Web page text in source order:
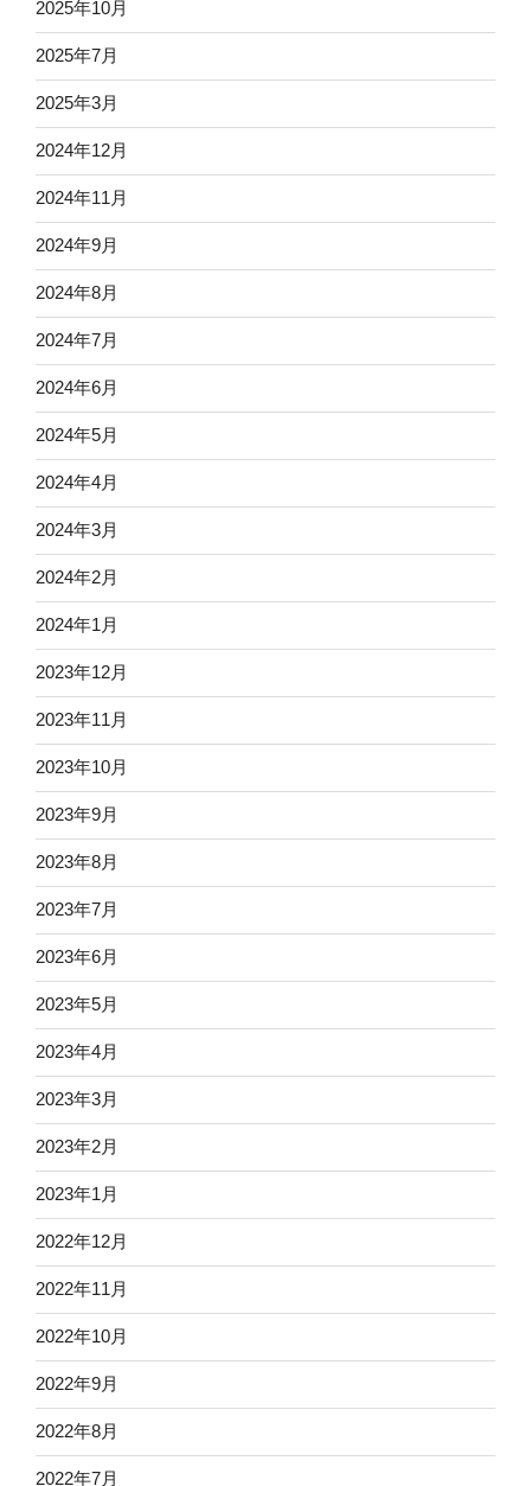
2025年10月
2025年7月
2025年3月
2024年12月
2024年11月
2024年9月
2024年8月
2024年7月
2024年6月
2024年5月
2024年4月
2024年3月
2024年2月
2024年1月
2023年12月
2023年11月
2023年10月
2023年9月
2023年8月
2023年7月
2023年6月
2023年5月
2023年4月
2023年3月
2023年2月
2023年1月
2022年12月
2022年11月
2022年10月
2022年9月
2022年8月
2022年7月